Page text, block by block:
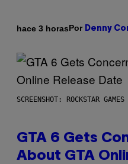
hace 3 horasPor Denny
SCREENSHOT: ROCKSTAR GAMES
GTA 6 Gets
About GTA